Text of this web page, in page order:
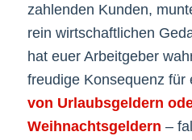
zahlenden Kunden,
rein wirtschaftlichen
hat euer Arbeitgeber
freudige Konsequenz für
von Urlaubsgeldern
Weihnachtsgeldern –